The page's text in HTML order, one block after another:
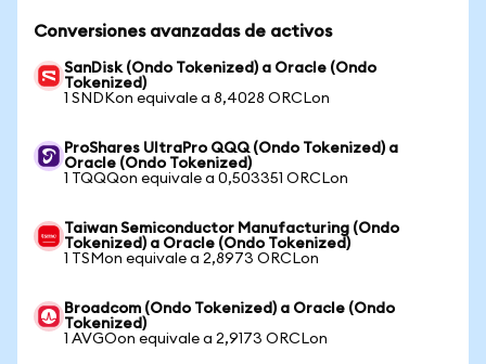
Conversiones avanzadas de activos
SanDisk (Ondo Tokenized) a Oracle (Ondo
Tokenized)
1 SNDKon equivale a 8,4028 ORCLon
ProShares UltraPro QQQ (Ondo Tokenized) a
Oracle (Ondo Tokenized)
1 TQQQon equivale a 0,503351 ORCLon
Taiwan Semiconductor Manufacturing (Ondo
Tokenized) a Oracle (Ondo Tokenized)
1 TSMon equivale a 2,8973 ORCLon
Broadcom (Ondo Tokenized) a Oracle (Ondo
Tokenized)
1 AVGOon equivale a 2,9173 ORCLon